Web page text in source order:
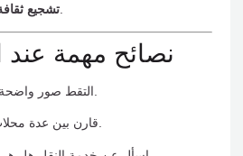
تشجيع
نصائح مهمة عند
قارن بين عدة محلات قبل اتخاذ القرار.